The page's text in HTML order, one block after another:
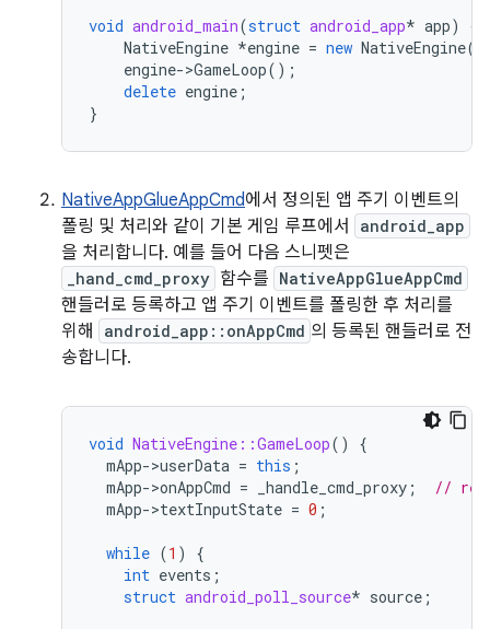
void android_main(struct android_app* app)
{
NativeEngine *engine = new NativeEngine(
engine->GameLoop();
delete engine ;
}
NativeAppGlueAppCmd에서 정의된 앱 주기 이벤트의
폴링 및 처리와 같이 기본 게임 루프에서
android_app
을 처리합니다. 예를 들어 다음 스니펫은
_hand_cmd_proxy 함수를 NativeAppGlueAppCmd
핸들러로 등록하고 앱 주기 이벤트를 폴링한 후 처리를
위해
android_app::onAppCmd 의 등록된 핸들러로 전
송합니다.
void NativeEngine::GameLoop()
{
mApp->userData = this ;
mApp->onAppCmd = _handle_cmd_proxy ;
//
mApp->textInputState = 0 ;
while (1 )
{
int events ;
struct android_poll_source* source ;